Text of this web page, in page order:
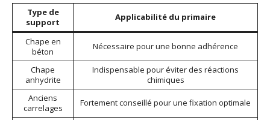
Type de
support
Applicabilité du primaire
Chape en
béton
Nécessaire pour une bonne adhérence
Chape
anhydrite
Indispensable pour éviter des réactions
chimiques
Anciens
carrelages
Fortement conseillé pour une fixation optimale